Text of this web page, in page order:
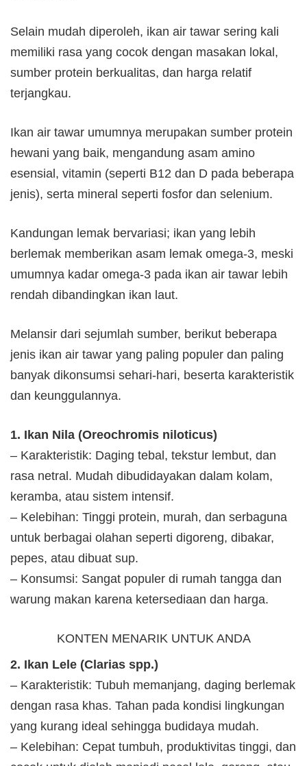
Selain mudah diperoleh, ikan air tawar sering kali
memiliki rasa yang cocok dengan masakan lokal,
sumber protein berkualitas, dan harga relatif
terjangkau.
Ikan air tawar umumnya merupakan sumber protein
hewani yang baik, mengandung asam amino
esensial, vitamin (seperti B12 dan D pada beberapa
jenis), serta mineral seperti fosfor dan selenium.
Kandungan lemak bervariasi; ikan yang lebih
berlemak memberikan asam lemak omega-3, meski
umumnya kadar omega-3 pada ikan air tawar lebih
rendah dibandingkan ikan laut.
Melansir dari sejumlah sumber, berikut beberapa
jenis ikan air tawar yang paling populer dan paling
banyak dikonsumsi sehari-hari, beserta karakteristik
dan keunggulannya.
1. Ikan Nila (Oreochromis niloticus)
– Karakteristik: Daging tebal, tekstur lembut, dan
rasa netral. Mudah dibudidayakan dalam kolam,
keramba, atau sistem intensif.
– Kelebihan: Tinggi protein, murah, dan serbaguna
untuk berbagai olahan seperti digoreng, dibakar,
pepes, atau dibuat sup.
– Konsumsi: Sangat populer di rumah tangga dan
warung makan karena ketersediaan dan harga.
KONTEN MENARIK UNTUK ANDA
2. Ikan Lele (Clarias spp.)
– Karakteristik: Tubuh memanjang, daging berlemak
dengan rasa khas. Tahan pada kondisi lingkungan
yang kurang ideal sehingga budidaya mudah.
– Kelebihan: Cepat tumbuh, produktivitas tinggi, dan